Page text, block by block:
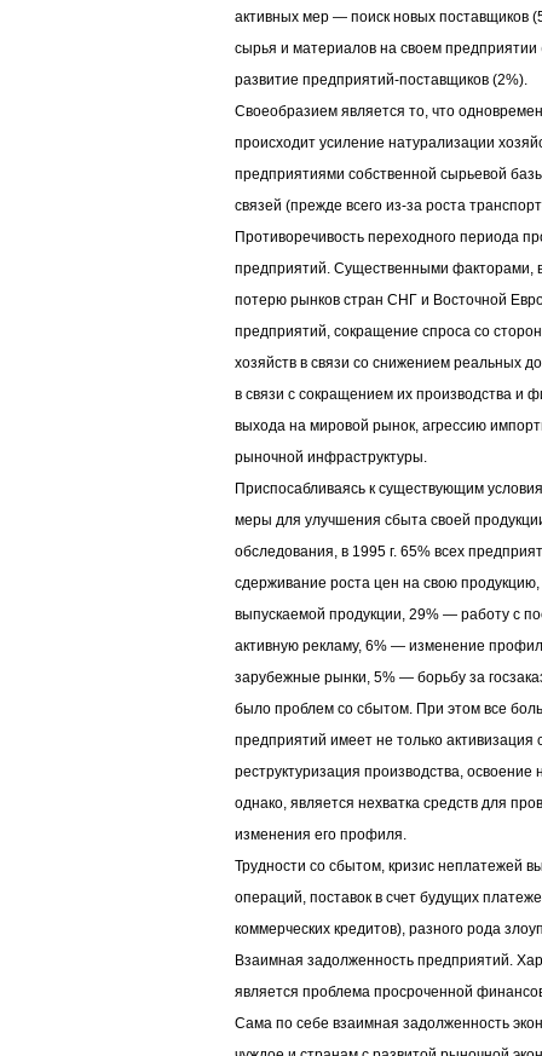
активных мер — поиск новых поставщиков
сырья и материалов на своем
развитие предприятий-поставщиков (2%).
Своеобразием является то, что
происходит усиление натурализации
предприятиями собственной сырьевой
связей (прежде всего из-за роста
Противоречивость переходного периода
предприятий. Существенными факторами,
потерю рынков стран СНГ и Восточной
предприятий, сокращение спроса со
хозяйств в связи со снижением реальных
в связи с сокращением их производства и
выхода на мировой рынок, агрессию
рыночной инфраструктуры.
Приспосабливаясь к существующим
меры для улучшения сбыта своей
обследования, в 1995 г. 65% всех
сдерживание роста цен на свою
выпускаемой продукции, 29% — работу с
активную рекламу, 6% — изменение
зарубежные рынки, 5% — борьбу за
было проблем со сбытом. При этом все
предприятий имеет не только
реструктуризация производства,
однако, является нехватка средств для
изменения его профиля.
Трудности со сбытом, кризис неплатежей
операций, поставок в счет будущих
коммерческих кредитов), разного рода
Взаимная задолженность предприятий.
является проблема просроченной
Сама по себе взаимная задолженность